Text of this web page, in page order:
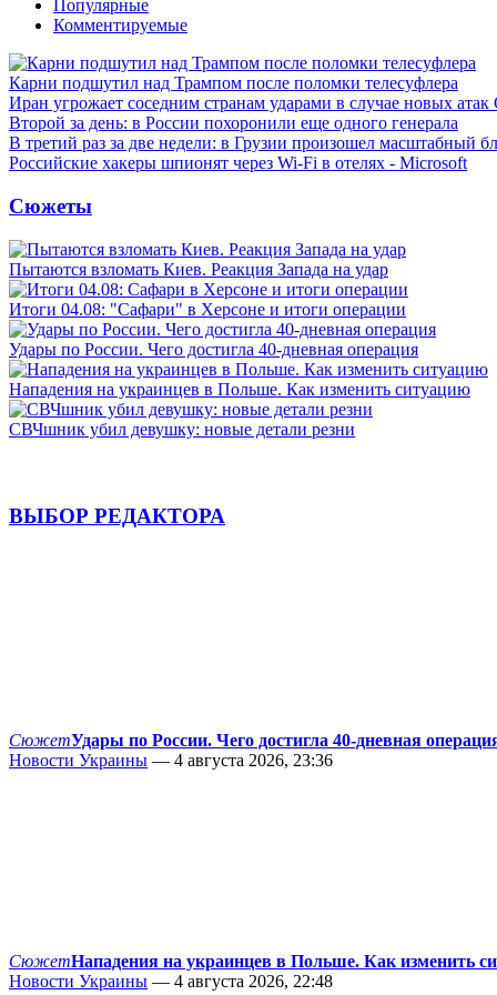
Популярные
Комментируемые
Карни подшутил над Трампом после поломки телесуфлера
Иран угрожает соседним странам ударами в случае новых
Второй за день: в России похоронили еще одного генерала
В третий раз за две недели: в Грузии произошел масштабный
Российские хакеры шпионят через Wi-Fi в отелях - Microsoft
Сюжеты
Пытаются взломать Киев. Реакция Запада на удар
Итоги 04.08: "Сафари" в Херсоне и итоги операции
Удары по России. Чего достигла 40-дневная операция
Нападения на украинцев в Польше. Как изменить ситуацию
СВЧшник убил девушку: новые детали резни
ВЫБОР РЕДАКТОРА
СюжетУдары по России. Чего достигла 40-дневная
Новости Украины — 4 августа 2026, 23:36
СюжетНападения на украинцев в Польше. Как изменить
Новости Украины — 4 августа 2026, 22:48